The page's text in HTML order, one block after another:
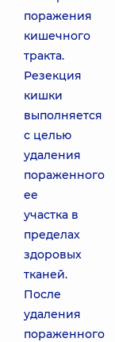
поражения
кишечного
тракта.
Резекция
кишки
выполняется
с целью
удаления
пораженного
ее
участка в
пределах
здоровых
тканей.
После
удаления
пораженного